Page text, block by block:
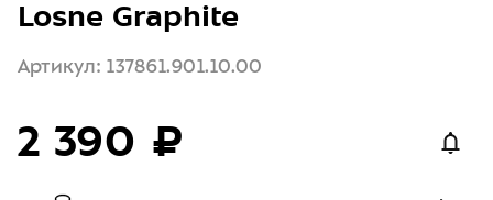
Losne Graphite
Артикул: 137861.901.10.00
2 390 ₽